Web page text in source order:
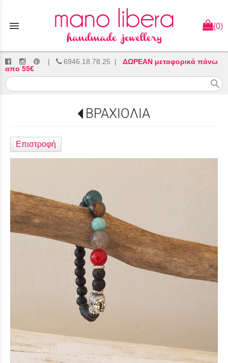
menu (0)
| 6946.18.78.25 | ΔΩΡΕΑΝ μεταφορικά πάνω
απο 55€
search
ΒΡΑΧΙΟΛΙΑ
Επιστροφή